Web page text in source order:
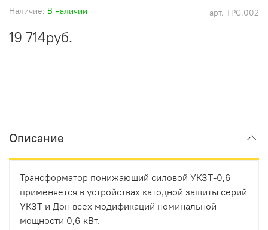
арт. ТРС.002
Наличие: В наличии
19 714руб.
Описание
Трансформатор понижающий силовой УКЗТ-0,6
применяется в устройствах катодной защиты серий
УКЗТ и Дон всех модификаций номинальной
мощности 0,6 кВт.